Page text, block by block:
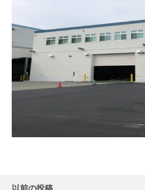
以前の投稿